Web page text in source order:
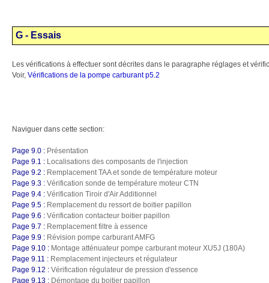
G - Essais
Les vérifications à effectuer sont décrites dans le paragraphe réglages et
Voir, Vérifications de la pompe carburant p5.2
Naviguer dans cette section:
Page 9.0 : Présentation
Page 9.1 : Localisations des composants de l'injection
Page 9.2 : Remplacement TAA et sonde de température moteur
Page 9.3 : Vérification sonde de température moteur CTN
Page 9.4 : Vérification Tiroir d'Air Additionnel
Page 9.5 : Remplacement du ressort de boitier papillon
Page 9.6 : Vérification contacteur boitier papillon
Page 9.7 : Remplacement filtre à essence
Page 9.9 : Révision pompe carburant AMFG
Page 9.10 : Montage atténuateur pompe carburant moteur XU5J (180A)
Page 9.11 : Remplacement injecteurs et régulateur
Page 9.12 : Vérification régulateur de pression d'essence
Page 9.13 : Démontage du boitier papillon